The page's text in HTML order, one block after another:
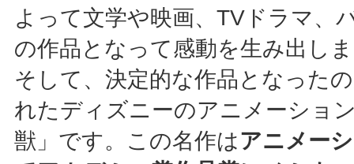
よって文学や映画、TVドラマ、
の作品となって感動を生み出し
そして、決定的な作品となった
れたディズニーのアニメーショ
獣」です。この名作はアニメー